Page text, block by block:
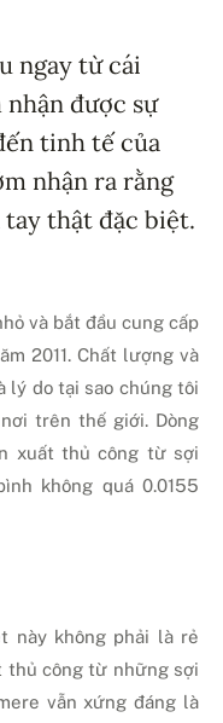
ngay từ cái
nhận được sự
tinh tế của
nhận ra rằng
thật đặc biệt.
và bắt đầu cung cấp
2011. Chất lượng và
lý do tại sao chúng tôi
trên thế giới. Dòng
xuất thủ công từ sợi
không quá 0.0155
này không phải là rẻ
thủ công từ những sợi
vẫn xứng đáng là